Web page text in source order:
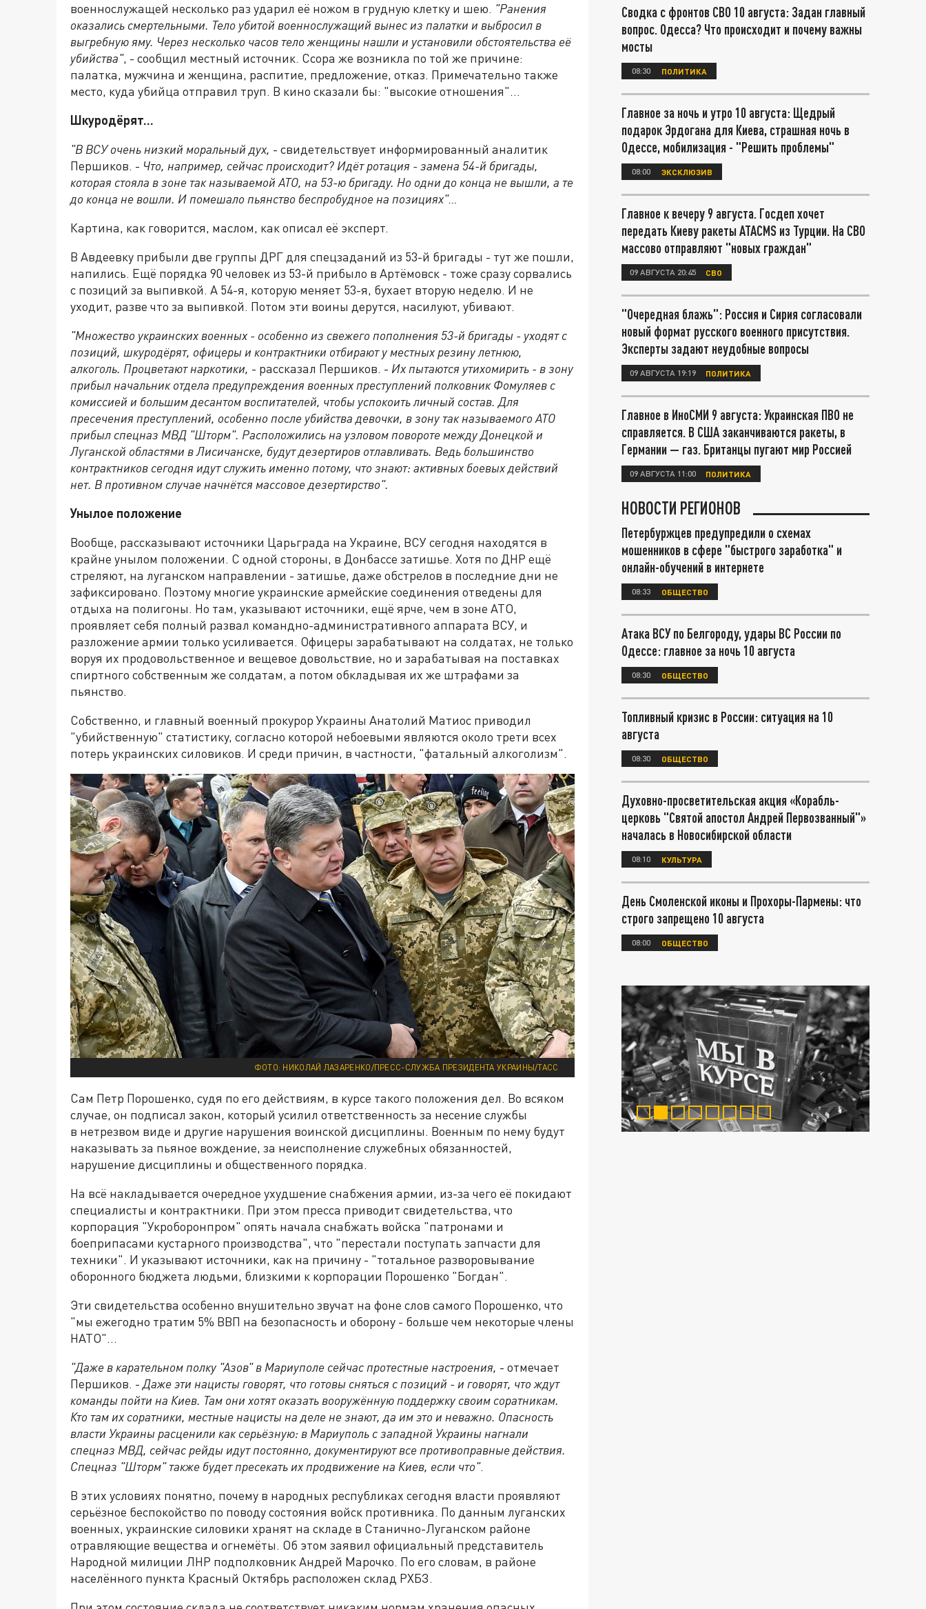
военнослужащей несколько раз ударил её ножом в грудную клетку и шею. "Ранения
оказались смертельными. Тело убитой военнослужащий вынес из палатки и выбросил в
выгребную яму. Через несколько часов тело женщины нашли и установили обстоятельства её
убийства", - сообщил местный источник. Ссора же возникла по той же причине:
палатка, мужчина и женщина, распитие, предложение, отказ. Примечательно также
место, куда убийца отправил труп. В кино сказали бы: "высокие отношения"…
Шкуродёрят...
"В ВСУ очень низкий моральный дух, - свидетельствует информированный аналитик
Першиков. - Что, например, сейчас происходит? Идёт ротация - замена 54-й бригады,
которая стояла в зоне так называемой АТО, на 53-ю бригаду. Но одни до конца не вышли, а те
до конца не вошли. И помешало пьянство беспробудное на позициях"…
Картина, как говорится, маслом, как описал её эксперт.
В Авдеевку прибыли две группы ДРГ для спецзаданий из 53-й бригады - тут же пошли,
напились. Ещё порядка 90 человек из 53-й прибыло в Артёмовск - тоже сразу сорвались
с позиций за выпивкой. А 54-я, которую меняет 53-я, бухает вторую неделю. И не
уходит, разве что за выпивкой. Потом эти воины дерутся, насилуют, убивают.
"Множество украинских военных - особенно из свежего пополнения 53-й бригады - уходят с
позиций, шкуродёрят, офицеры и контрактники отбирают у местных резину летнюю,
алкоголь. Процветают наркотики, - рассказал Першиков. - Их пытаются утихомирить - в зону
прибыл начальник отдела предупреждения военных преступлений полковник Фомуляев с
комиссией и большим десантом воспитателей, чтобы успокоить личный состав. Для
пресечения преступлений, особенно после убийства девочки, в зону так называемого АТО
прибыл спецназ МВД "Шторм". Расположились на узловом повороте между Донецкой и
Луганской областями в Лисичанске, будут дезертиров отлавливать. Ведь большинство
контрактников сегодня идут служить именно потому, что знают: активных боевых действий
нет. В противном случае начнётся массовое дезертирство".
Унылое положение
Вообще, рассказывают источники Царьграда на Украине, ВСУ сегодня находятся в
крайне унылом положении. С одной стороны, в Донбассе затишье. Хотя по ДНР ещё
стреляют, на луганском направлении - затишье, даже обстрелов в последние дни не
зафиксировано. Поэтому многие украинские армейские соединения отведены для
отдыха на полигоны. Но там, указывают источники, ещё ярче, чем в зоне АТО,
проявляет себя полный развал командно-административного аппарата ВСУ, и
разложение армии только усиливается. Офицеры зарабатывают на солдатах, не только
воруя их продовольственное и вещевое довольствие, но и зарабатывая на поставках
спиртного собственным же солдатам, а потом обкладывая их же штрафами за
пьянство.
Собственно, и главный военный прокурор Украины Анатолий Матиос приводил
"убийственную" статистику, согласно которой небоевыми являются около трети всех
потерь украинских силовиков. И среди причин, в частности, "фатальный алкоголизм".
ФОТО: НИКОЛАЙ ЛАЗАРЕНКО/ПРЕСС-СЛУЖБА ПРЕЗИДЕНТА УКРАИНЫ/ТАСС
Сам Петр Порошенко, судя по его действиям, в курсе такого положения дел. Во всяком
случае, он подписал закон, который усилил ответственность за несение службы
в нетрезвом виде и другие нарушения воинской дисциплины. Военным по нему будут
наказывать за пьяное вождение, за неисполнение служебных обязанностей,
нарушение дисциплины и общественного порядка.
На всё накладывается очередное ухудшение снабжения армии, из-за чего её покидают
специалисты и контрактники. При этом пресса приводит свидетельства, что
корпорация "Укроборонпром" опять начала снабжать войска "патронами и
боеприпасами кустарного производства", что "перестали поступать запчасти для
техники". И указывают источники, как на причину - "тотальное разворовывание
оборонного бюджета людьми, близкими к корпорации Порошенко "Богдан".
Эти свидетельства особенно внушительно звучат на фоне слов самого Порошенко, что
"мы ежегодно тратим 5% ВВП на безопасность и оборону - больше чем некоторые члены
НАТО"…
"Даже в карательном полку "Азов" в Мариуполе сейчас протестные настроения, - отмечает
Першиков. - Даже эти нацисты говорят, что готовы сняться с позиций - и говорят, что ждут
команды пойти на Киев. Там они хотят оказать вооружённую поддержку своим соратникам.
Кто там их соратники, местные нацисты на деле не знают, да им это и неважно. Опасность
власти Украины расценили как серьёзную: в Мариуполь с западной Украины нагнали
спецназ МВД, сейчас рейды идут постоянно, документируют все противоправные действия.
Спецназ "Шторм" также будет пресекать их продвижение на Киев, если что".
В этих условиях понятно, почему в народных республиках сегодня власти проявляют
серьёзное беспокойство по поводу состояния войск противника. По данным луганских
военных, украинские силовики хранят на складе в Станично-Луганском районе
отравляющие вещества и огнемёты. Об этом заявил официальный представитель
Народной милиции ЛНР подполковник Андрей Марочко. По его словам, в районе
населённого пункта Красный Октябрь расположен склад РХБЗ.
Сводка с фронтов СВО 10 августа: Задан главный
вопрос. Одесса? Что происходит и почему важны
мосты
08:30 ПОЛИТИКА
Главное за ночь и утро 10 августа: Щедрый
подарок Эрдогана для Киева, страшная ночь в
Одессе, мобилизация - "Решить проблемы"
08:00 ЭКСКЛЮЗИВ
Главное к вечеру 9 августа. Госдеп хочет
передать Киеву ракеты ATACMS из Турции. На СВО
массово отправляют "новых граждан"
09 АВГУСТА 20:45 СВО
"Очередная блажь": Россия и Сирия согласовали
новый формат русского военного присутствия.
Эксперты задают неудобные вопросы
09 АВГУСТА 19:19 ПОЛИТИКА
Главное в ИноСМИ 9 августа: Украинская ПВО не
справляется. В США заканчиваются ракеты, в
Германии — газ. Британцы пугают мир Россией
09 АВГУСТА 11:00 ПОЛИТИКА
НОВОСТИ РЕГИОНОВ
Петербуржцев предупредили о схемах
мошенников в сфере "быстрого заработка" и
онлайн-обучений в интернете
08:33 ОБЩЕСТВО
Атака ВСУ по Белгороду, удары ВС России по
Одессе: главное за ночь 10 августа
08:30 ОБЩЕСТВО
Топливный кризис в России: ситуация на 10
августа
08:30 ОБЩЕСТВО
Духовно-просветительская акция «Корабль-
церковь "Святой апостол Андрей Первозванный"»
началась в Новосибирской области
08:10 КУЛЬТУРА
День Смоленской иконы и Прохоры-Пармены: что
строго запрещено 10 августа
08:00 ОБЩЕСТВО